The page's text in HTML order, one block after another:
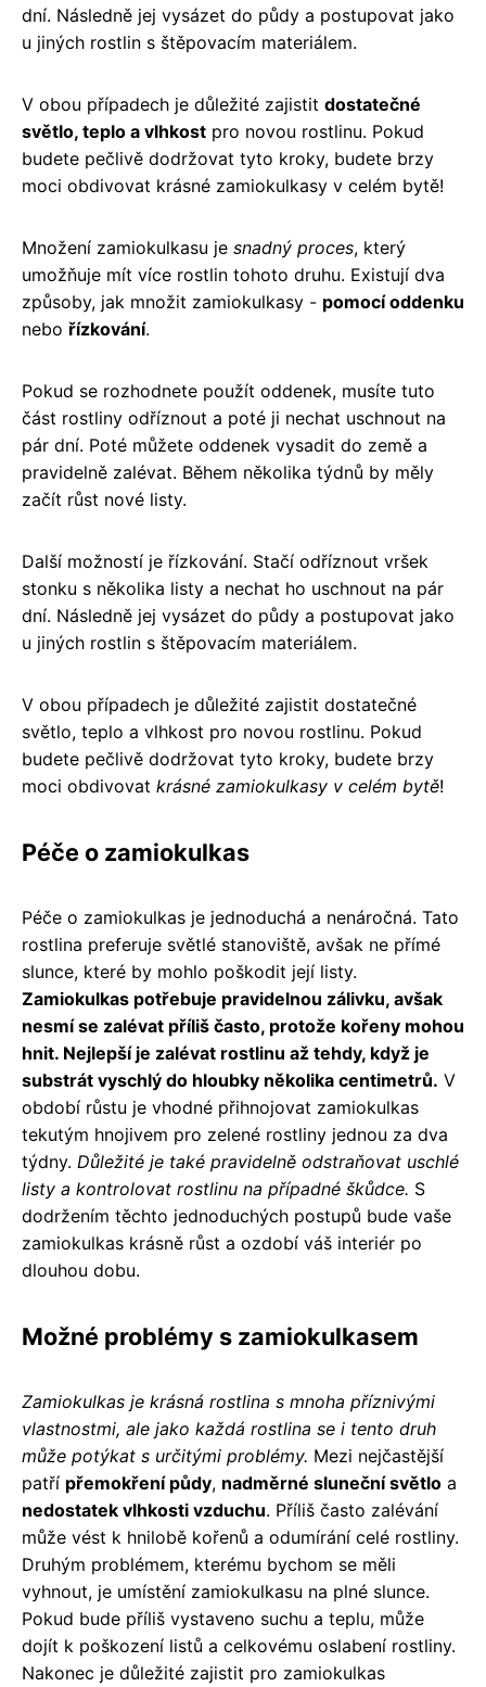
dní. Následně jej vysázet do půdy a postupovat jako
u jiných rostlin s štěpovacím materiálem.
V obou případech je důležité zajistit dostatečné
světlo, teplo a vlhkost pro novou rostlinu. Pokud
budete pečlivě dodržovat tyto kroky, budete brzy
moci obdivovat krásné zamiokulkasy v celém bytě!
Množení zamiokulkasu je snadný proces, který
umožňuje mít více rostlin tohoto druhu. Existují dva
způsoby, jak množit zamiokulkasy - pomocí oddenku
nebo řízkování.
Pokud se rozhodnete použít oddenek, musíte tuto
část rostliny odříznout a poté ji nechat uschnout na
pár dní. Poté můžete oddenek vysadit do země a
pravidelně zalévat. Během několika týdnů by měly
začít růst nové listy.
Další možností je řízkování. Stačí odříznout vršek
stonku s několika listy a nechat ho uschnout na pár
dní. Následně jej vysázet do půdy a postupovat jako
u jiných rostlin s štěpovacím materiálem.
V obou případech je důležité zajistit dostatečné
světlo, teplo a vlhkost pro novou rostlinu. Pokud
budete pečlivě dodržovat tyto kroky, budete brzy
moci obdivovat krásné zamiokulkasy v celém bytě!
Péče o zamiokulkas
Péče o zamiokulkas je jednoduchá a nenáročná. Tato
rostlina preferuje světlé stanoviště, avšak ne přímé
slunce, které by mohlo poškodit její listy.
Zamiokulkas potřebuje pravidelnou zálivku, avšak
nesmí se zalévat příliš často, protože kořeny mohou
hnit. Nejlepší je zalévat rostlinu až tehdy, když je
substrát vyschlý do hloubky několika centimetrů. V
období růstu je vhodné přihnojovat zamiokulkas
tekutým hnojivem pro zelené rostliny jednou za dva
týdny. Důležité je také pravidelně odstraňovat uschlé
listy a kontrolovat rostlinu na případné škůdce. S
dodržením těchto jednoduchých postupů bude vaše
zamiokulkas krásně růst a ozdobí váš interiér po
dlouhou dobu.
Možné problémy s zamiokulkasem
Zamiokulkas je krásná rostlina s mnoha příznivými
vlastnostmi, ale jako každá rostlina se i tento druh
může potýkat s určitými problémy. Mezi nejčastější
patří přemokření půdy, nadměrné sluneční světlo a
nedostatek vlhkosti vzduchu. Příliš často zalévání
může vést k hnilobě kořenů a odumírání celé rostliny.
Druhým problémem, kterému bychom se měli
vyhnout, je umístění zamiokulkasu na plné slunce.
Pokud bude příliš vystaveno suchu a teplu, může
dojít k poškození listů a celkovému oslabení rostliny.
Nakonec je důležité zajistit pro zamiokulkas